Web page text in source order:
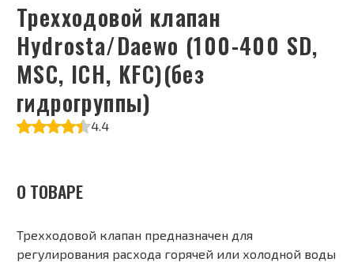
Трехходовой клапан
Hydrosta/Daewo (100-400 SD,
MSC, ICH, KFC)(без
гидрогруппы)
4.4
О ТОВАРЕ
Трехходовой клапан предназначен для
регулирования расхода горячей или холодной воды